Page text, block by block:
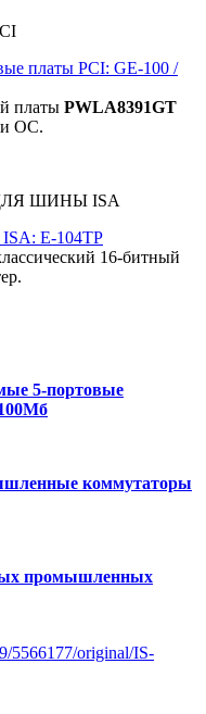
платы PCI: GE-100 /
платы PWLA8391GT
ОС.
ШИНЫ ISA
E-104TP
16-битный
5-портовые
коммутаторы
промышленных